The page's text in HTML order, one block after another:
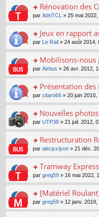
s
ult
er
le
m
e
s
a
g
e
n
n
le
pl
u
s
ré
c
e
nt
o
n
s
ult
er
le
m
e
s
a
g
e
n
n
le
pl
u
s
ré
c
e
nt
Rénovation des
par AdriTCL » 25 mai
o
n
s
ult
er
le
m
e
s
a
g
e
n
n
le
pl
u
s
ré
c
e
Jeux en rapport
par Le Rail » 24 août 2014,
o
n
s
ult
er
le
m
e
s
a
g
e
n
n
le
pl
u
Mobilisons-nous
par Airbus » 26 avr. 2012,
o
n
s
ult
er
le
m
e
s
a
g
e
n
n
Présentation
par citaro66 » 20 juin 2010,
o
n
s
ult
er
le
m
e
s
a
g
e
Nouvelles
par UTP38 » 21 juil. 2012,
o
n
s
ult
er
le
m
e
s
Restructuration
par alecjcclyon » 21 déc.
o
n
s
ult
er
le
Tramway
par greg59 » 16 mai 2022,
o
n
[Matériel
par greg59 » 12 janv.